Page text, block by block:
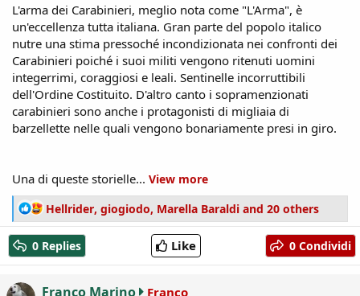
L'arma dei Carabinieri, meglio nota come "L'Arma", è
un'eccellenza tutta italiana. Gran parte del popolo italico
nutre una stima pressoché incondizionata nei confronti dei
Carabinieri poiché i suoi militi vengono ritenuti uomini
integerrimi, coraggiosi e leali. Sentinelle incorruttibili
dell'Ordine Costituito. D'altro canto i sopramenzionati
carabinieri sono anche i protagonisti di migliaia di
barzellette nelle quali vengono bonariamente presi in giro.
Una di queste storielle... View more
R
e
a
c
t
i
Hellrider, giogiodo, Marella Baraldi and 20 others
0 Replies Like 0 Condividi
Franco Marino
Franco